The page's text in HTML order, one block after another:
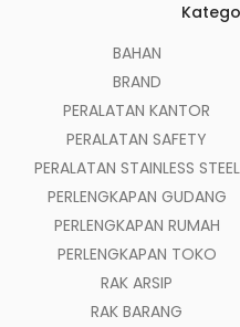
BAHAN
BRAND
PERALATAN KANTOR
PERALATAN SAFETY
PERALATAN STAINLESS STEEL
PERLENGKAPAN GUDANG
PERLENGKAPAN RUMAH
PERLENGKAPAN TOKO
RAK ARSIP
RAK BARANG